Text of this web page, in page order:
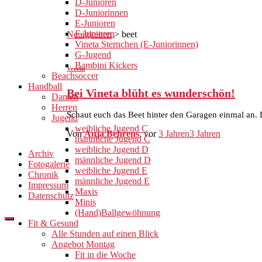
D-Junioren
D-Juniorinnen
E-Junioren
F-Junioren
Vineta Sternchen (E-Juniorinnen)
G-Jugend
Bambini Kickers
Beachsoccer
Handball
Damen
Herren
Jugend
weibliche Jugend C
männliche Jugend C
weibliche Jugend D
männliche Jugend D
weibliche Jugend E
männliche Jugend E
Maxis
Minis
(Hand)Ballgewöhnung
Fit & Gesund
Alle Stunden auf einen Blick
Angebot Montag
Fit in die Woche
Neuigkeiten>beet
Verein
Bei Vineta blüht es wunderschön!
Schaut euch das Beet hinter den Garagen einmal
VonAnja Behrens, vor3 Jahren3 Jahren
Archiv
Fotogalerie
Chronik
Impressum
Datenschutz